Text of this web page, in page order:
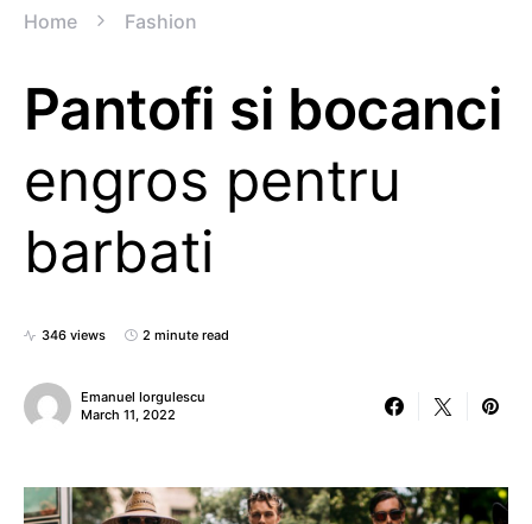
Home Fashion
Pantofi si bocanci
engros pentru
barbati
346 views 2 minute read
Emanuel Iorgulescu
March 11, 2022